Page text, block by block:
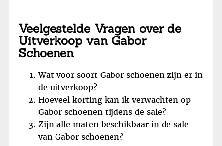
Veelgestelde Vragen over de
Uitverkoop van Gabor
Schoenen
Wat voor soort Gabor schoenen zijn er in
de uitverkoop?
Hoeveel korting kan ik verwachten op
Gabor schoenen tijdens de sale?
Zijn alle maten beschikbaar in de sale
van Gabor schoenen?